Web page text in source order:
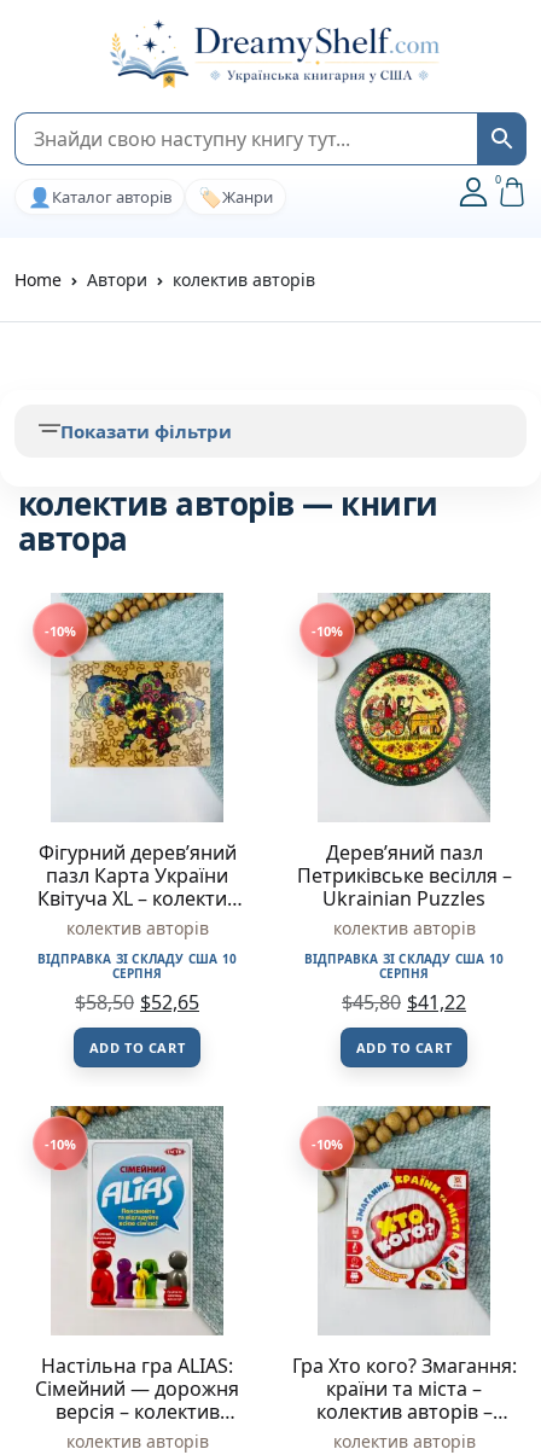
👤 Каталог авторів 🏷️Жанри
0
Home Автори колектив авторів
колектив авторів — книги
автора
-10%
Фігурний дерев’яний
пазл Карта України
Квітуча XL – колектив
авторів – Ukrainian
колектив авторів
ВІДПРАВКА ЗІ СКЛАДУ США 10
СЕРПНЯ
$58,50 $52,65
ADD TO CART
-10%
Дерев’яний пазл
Петриківське весілля –
Ukrainian Puzzles
колектив авторів
ВІДПРАВКА ЗІ СКЛАДУ США 10
СЕРПНЯ
$45,80 $41,22
ADD TO CART
-10%
Настільна гра ALIAS:
Сімейний — дорожня
версія – колектив
авторів – Tactic
колектив авторів
-10%
Гра Хто кого? Змагання:
країни та міста –
колектив авторів –
Зірка
колектив авторів
Показати фільтри